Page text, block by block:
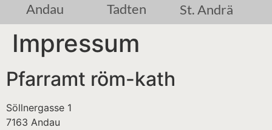
Andau Tadten St. Andrä
Impressum
Pfarramt röm-kath
Söllnergasse 1
7163 Andau